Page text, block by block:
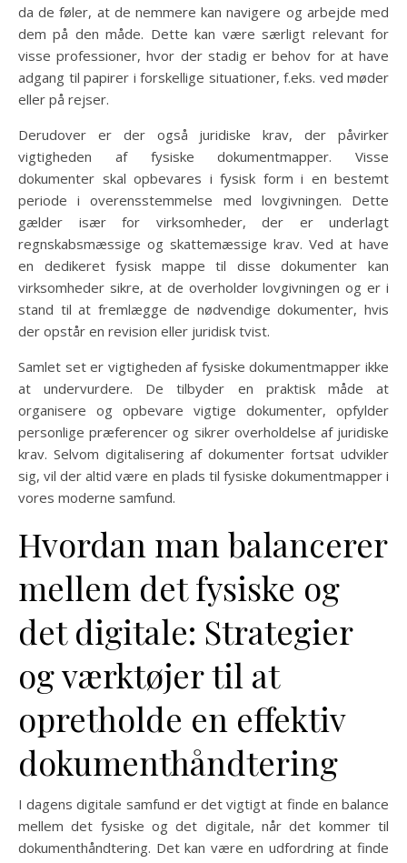
da de føler, at de nemmere kan navigere og arbejde med
dem på den måde. Dette kan være særligt relevant for
visse professioner, hvor der stadig er behov for at have
adgang til papirer i forskellige situationer, f.eks. ved møder
eller på rejser.
Derudover er der også juridiske krav, der påvirker
vigtigheden af fysiske dokumentmapper. Visse
dokumenter skal opbevares i fysisk form i en bestemt
periode i overensstemmelse med lovgivningen. Dette
gælder især for virksomheder, der er underlagt
regnskabsmæssige og skattemæssige krav. Ved at have
en dedikeret fysisk mappe til disse dokumenter kan
virksomheder sikre, at de overholder lovgivningen og er i
stand til at fremlægge de nødvendige dokumenter, hvis
der opstår en revision eller juridisk tvist.
Samlet set er vigtigheden af fysiske dokumentmapper ikke
at undervurdere. De tilbyder en praktisk måde at
organisere og opbevare vigtige dokumenter, opfylder
personlige præferencer og sikrer overholdelse af juridiske
krav. Selvom digitalisering af dokumenter fortsat udvikler
sig, vil der altid være en plads til fysiske dokumentmapper i
vores moderne samfund.
Hvordan man balancerer
mellem det fysiske og
det digitale: Strategier
og værktøjer til at
opretholde en effektiv
dokumenthåndtering
I dagens digitale samfund er det vigtigt at finde en balance
mellem det fysiske og det digitale, når det kommer til
dokumenthåndtering. Det kan være en udfordring at finde